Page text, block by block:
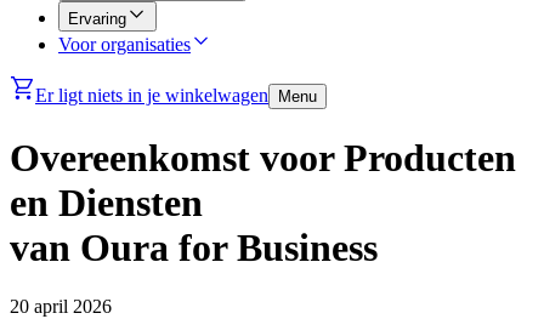
Ervaring
Voor organisaties
Er ligt niets in je winkelwagen Menu
Overeenkomst voor Producten
en Diensten
van Oura for Business
20 april 2026